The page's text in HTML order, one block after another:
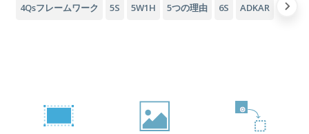
4Qsフレームワーク 5S 5W1H 5つの理由 6S ADKAR AIDA